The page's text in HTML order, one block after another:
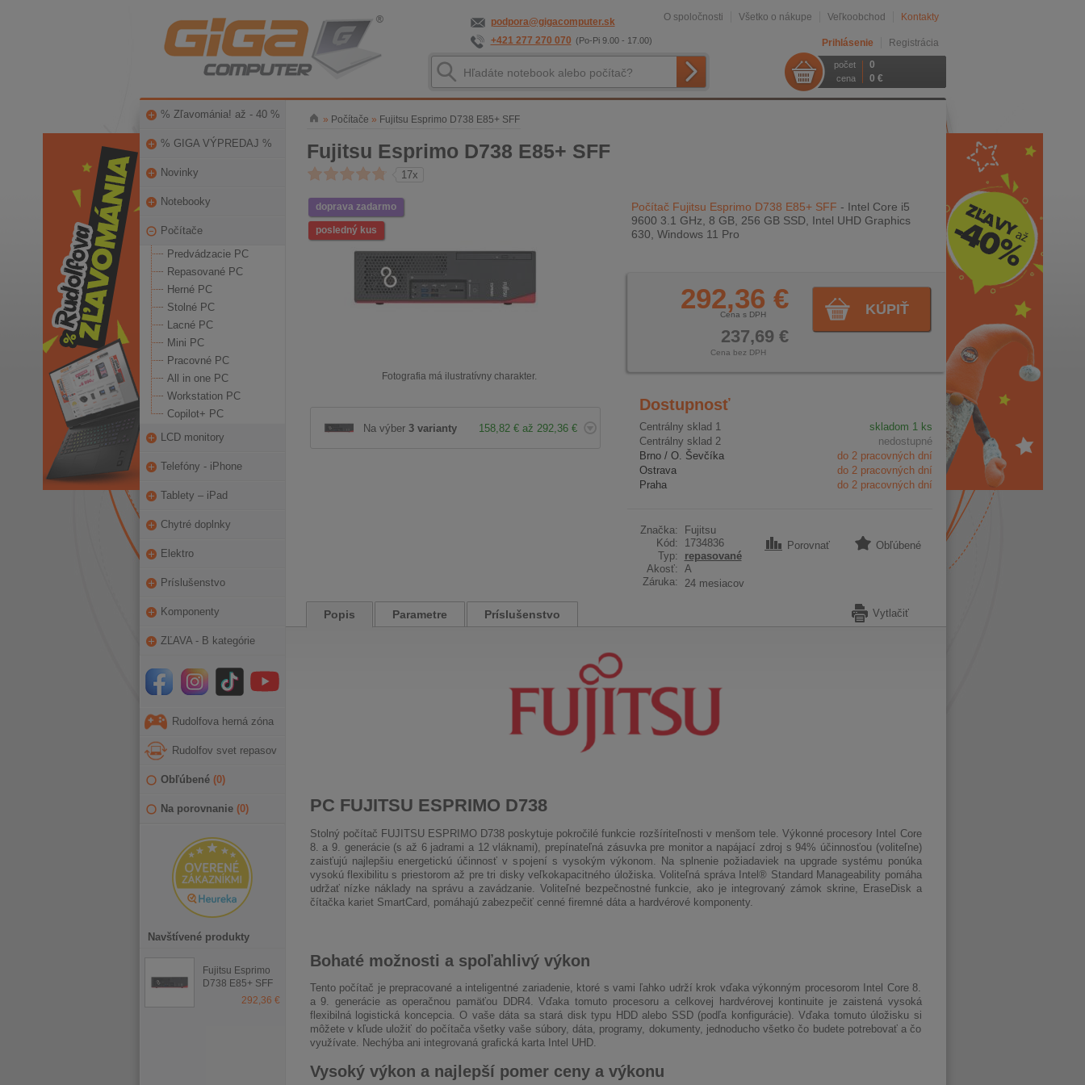
podpora@gigacomputer.sk
+421 277 270 070 (Po-Pi 9.00 - 17.00)
O spoločnosti Všetko o nákupe Veľkoobchod Kontakty
Prihlásenie Registrácia
počet 0
cena 0 €
% Zľavománia! až - 40 %
% GIGA VÝPREDAJ %
Novinky
Notebooky
Počítače
Predvádzacie PC
Repasované PC
Herné PC
Stolné PC
Lacné PC
Mini PC
Pracovné PC
All in one PC
Workstation PC
Copilot+ PC
LCD monitory
Telefóny - iPhone
Tablety – iPad
Chytré doplnky
Elektro
Príslušenstvo
Komponenty
ZĽAVA - B kategórie
Rudolfova herná zóna
Rudolfov svet repasov
Obľúbené (0)
Na porovnanie (0)
Navštívené produkty
Fujitsu Esprimo
D738 E85+ SFF
292,36 €
» Počítače » Fujitsu Esprimo D738 E85+ SFF
Fujitsu Esprimo D738 E85+ SFF
17x
Počítač Fujitsu Esprimo D738 E85+ SFF - Intel Core i5
9600 3.1 GHz, 8 GB, 256 GB SSD, Intel UHD Graphics
630, Windows 11 Pro
KÚPIŤ
292,36 €
Cena s DPH
237,69 €
Cena bez DPH
Dostupnosť
Centrálny sklad 1
skladom 1 ks
Centrálny sklad 2
nedostupné
Brno / O. Ševčíka
do 2 pracovných dní
Ostrava
do 2 pracovných dní
Praha
do 2 pracovných dní
Značka:
Fujitsu
Kód:
1734836
Typ:
repasované
Akosť: A
Záruka:
24 mesiacov
Porovnať Obľúbené
doprava zadarmo
posledný kus
Fotografia má ilustratívny charakter.
Na výber 3 varianty 158,82 € až 292,36 €
Popis Parametre Príslušenstvo Vytlačiť
PC FUJITSU ESPRIMO D738
Stolný počítač FUJITSU ESPRIMO D738 poskytuje pokročilé funkcie rozšíriteľnosti v menšom tele. Výkonné procesory Intel Core
8. a 9. generácie (s až 6 jadrami a 12 vláknami), prepínateľná zásuvka pre monitor a napájací zdroj s 94% účinnosťou (voliteľne)
zaisťujú najlepšiu energetickú účinnosť v spojení s vysokým výkonom. Na splnenie požiadaviek na upgrade systému ponúka
vysokú flexibilitu s priestorom až pre tri disky veľkokapacitného úložiska. Voliteľná správa Intel® Standard Manageability pomáha
udržať nízke náklady na správu a zavádzanie. Voliteľné bezpečnostné funkcie, ako je integrovaný zámok skrine, EraseDisk a
čítačka kariet SmartCard, pomáhajú zabezpečiť cenné firemné dáta a hardvérové komponenty.
Bohaté možnosti a spoľahlivý výkon
Tento počítač je prepracované a inteligentné zariadenie, ktoré s vami ľahko udrží krok vďaka výkonným procesorom Intel Core 8.
a 9. generácie as operačnou pamäťou DDR4. Vďaka tomuto procesoru a celkovej hardvérovej kontinuite je zaistená vysoká
flexibilná logistická koncepcia. O vaše dáta sa stará disk typu HDD alebo SSD (podľa konfigurácie). Vďaka tomuto úložisku si
môžete v kľude uložiť do počítača všetky vaše súbory, dáta, programy, dokumenty, jednoducho všetko čo budete potrebovať a čo
využívate. Nechýba ani integrovaná grafická karta Intel UHD.
Vysoký výkon a najlepší pomer ceny a výkonu